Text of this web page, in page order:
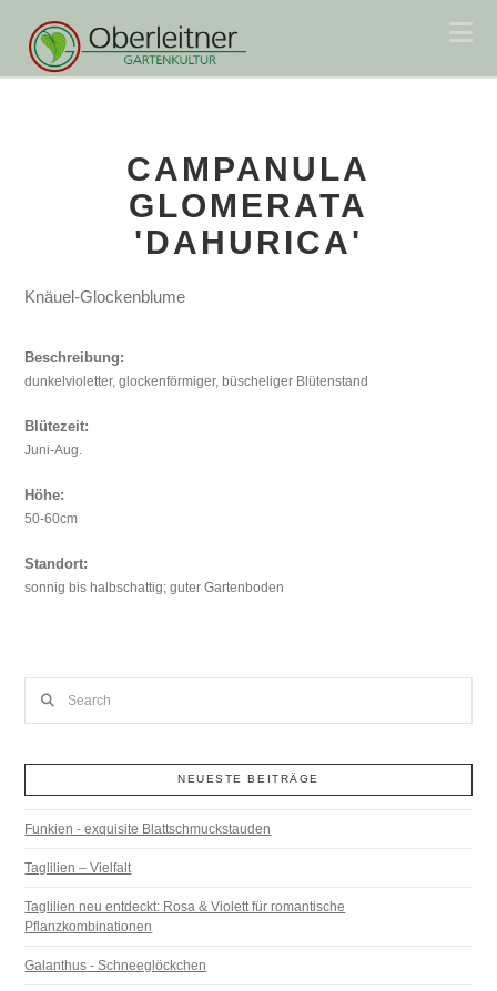
CAMPANULA
GLOMERATA
'DAHURICA'
Knäuel-Glockenblume
Beschreibung:
dunkelvioletter, glockenförmiger, büscheliger Blütenstand
Blütezeit:
Juni-Aug.
Höhe:
50-60cm
Standort:
sonnig bis halbschattig; guter Gartenboden
NEUESTE BEITRÄGE
Funkien - exquisite Blattschmuckstauden
Taglilien – Vielfalt
Taglilien neu entdeckt: Rosa & Violett für romantische
Pflanzkombinationen
Galanthus - Schneeglöckchen